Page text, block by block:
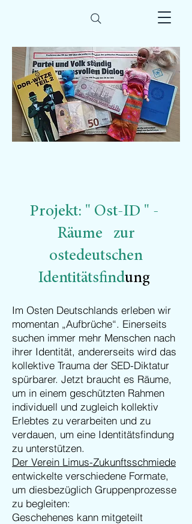
Projekt: " Ost-ID " -
Räume zur
ostedeutschen
Identitätsfindung
Im Osten Deutschlands erleben wir
momentan „Aufbrüche“. Einerseits
suchen immer mehr Menschen nach
ihrer Identität, andererseits wird das
kollektive Trauma der SED-Diktatur
spürbarer. Jetzt braucht es Räume,
um in einem geschützten Rahmen
individuell und zugleich kollektiv
Erlebtes zu verarbeiten und zu
verdauen, um eine Identitätsfindung
zu unterstützen.
Der Verein Limus-Zukunftsschmiede
entwickelte verschiedene Formate,
um diesbezüglich Gruppenprozesse
zu begleiten:
Geschehenes kann mitgeteilt